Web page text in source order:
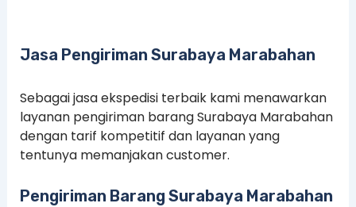
Jasa Pengiriman Surabaya Marabahan
Sebagai jasa ekspedisi terbaik kami menawarkan
layanan pengiriman barang Surabaya Marabahan
dengan tarif kompetitif dan layanan yang
tentunya memanjakan customer.
Pengiriman Barang Surabaya Marabahan